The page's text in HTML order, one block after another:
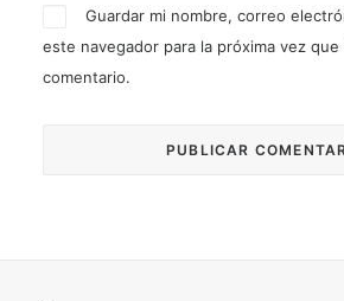
Guardar mi nombre, correo
este navegador para la próxima vez que
comentario.